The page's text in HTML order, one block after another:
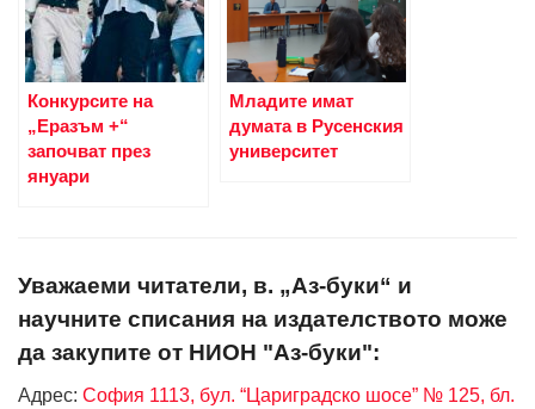
Конкурсите на
„Еразъм +“
започват през
януари
Младите имат
думата в Русенския
университет
Уважаеми читатели, в. „Аз-буки“ и
научните списания на издателството може
да закупите от НИОН "Аз-буки":
Адрес: София 1113, бул. “Цариградско шосе” № 125, бл.